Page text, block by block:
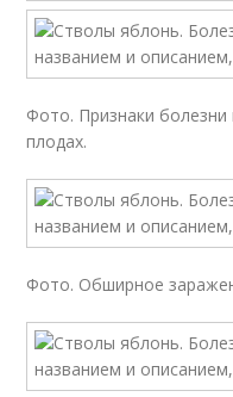
Фото. Признаки
плодах.
Фото. Обширное